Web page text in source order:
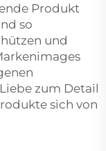
Produkt
so
und
zum Detail
sich von